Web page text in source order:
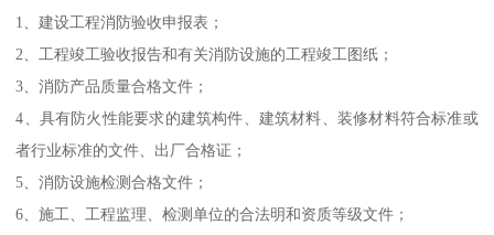
1、建设工程消防验收申报表；
2、工程竣工验收报告和有关消防设施的工程竣工图纸；
3、消防产品质量合格文件；
4、具有防火性能要求的建筑构件、建筑材料、装修材料符合标准或
者行业标准的文件、出厂合格证；
5、消防设施检测合格文件；
6、施工、工程监理、检测单位的合法明和资质等级文件；